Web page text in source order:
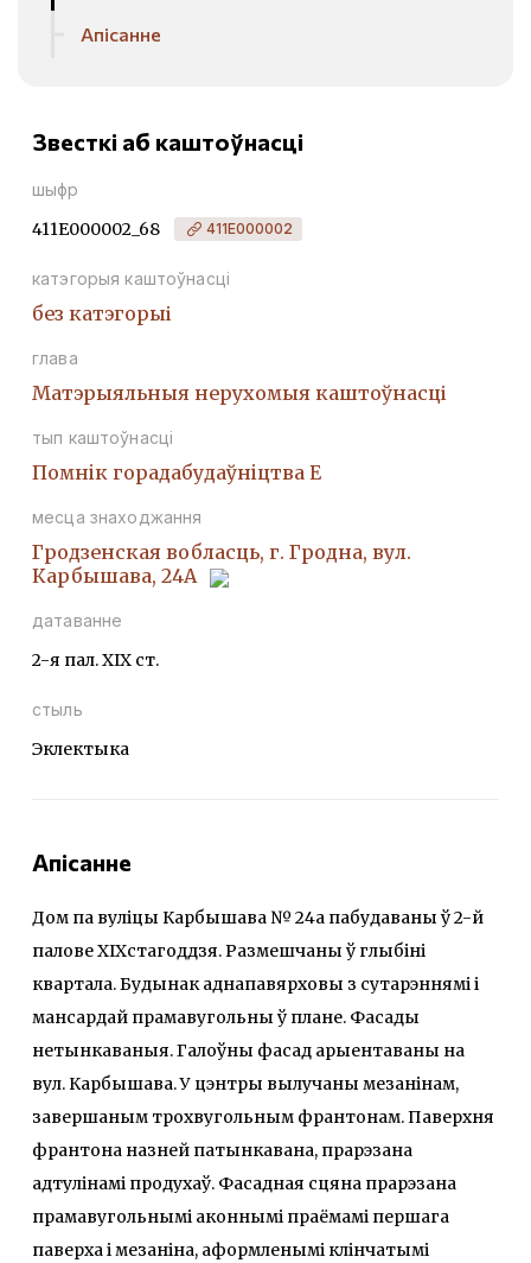
Апісанне
Звесткі аб каштоўнасці
шыфр
411Е000002_68 411Е000002
катэгорыя каштоўнасці
без катэгорыі
глава
Матэрыяльныя нерухомыя каштоўнасці
тып каштоўнасці
Помнiк горадабудаўнiцтва Е
месца знаходжання
Гродзенская вобласць, г. Гродна, вул.
Карбышава, 24А
датаванне
2-я пал. ХІХ ст.
стыль
Эклектыка
Апісанне
Дом па вуліцы Карбышава № 24а пабудаваны ў 2-й
палове XIXстагоддзя. Размешчаны ў глыбіні
квартала. Будынак аднапавярховы з сутарэннямi i
мансардай прамавугольны ў плане. Фасады
нетынкаваныя. Галоўны фасад арыентаваны на
вул. Карбышава. У цэнтры вылучаны мезанінам,
завершаным трохвугольным франтонам. Паверхня
франтона назней патынкавана, прарэзана
адтулінамі продухаў. Фасадная сцяна прарэзана
прамавугольнымі аконнымі праёмамі першага
паверха і мезаніна, аформленымі клінчатымі